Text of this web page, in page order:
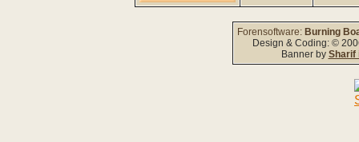
Forensoftware: Burning
Design & Coding: ©
Banner by Sharif